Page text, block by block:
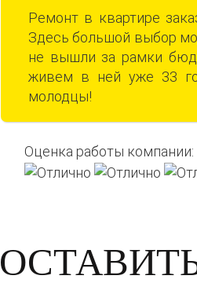
Ремонт в квартире
Здесь большой выбор
не вышли за рамки
живем в ней уже 33
молодцы!
Оценка работы компании: